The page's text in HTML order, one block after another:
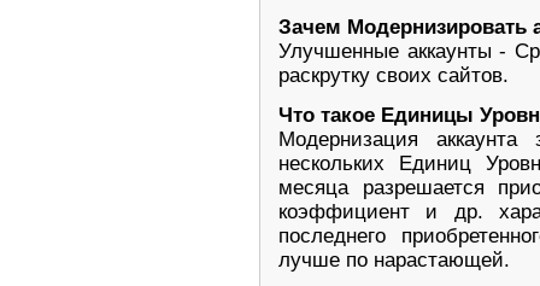
Зачем Модернизировать
Улучшенные аккаунты -
раскрутку своих сайтов.
Что такое Единицы
Модернизация
нескольких Единиц
месяца разрешается
коэффициент и др.
последнего
лучше по нарастающей.